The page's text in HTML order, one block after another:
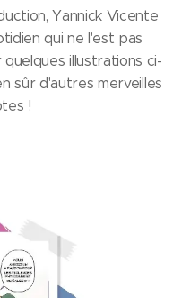
Yannick Vicente
qui ne l'est pas
illustrations ci-
sûr d'autres merveilles
!